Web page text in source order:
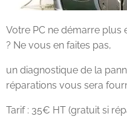
Votre PC ne démarre plus
? Ne vous en faites pas,
un diagnostique de la
réparations vous sera
Tarif : 35€ HT (gratuit si